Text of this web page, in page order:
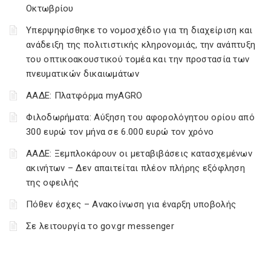
Οκτωβρίου
Υπερψηφίσθηκε το νομοσχέδιο για τη διαχείριση και
ανάδειξη της πολιτιστικής κληρονομιάς, την ανάπτυξη
του οπτικοακουστικού τομέα και την προστασία των
πνευματικών δικαιωμάτων
ΑΑΔΕ: Πλατφόρμα myAGRO
Φιλοδωρήματα: Αύξηση του αφορολόγητου ορίου από
300 ευρώ τον μήνα σε 6.000 ευρώ τον χρόνο
ΑΑΔΕ: Ξεμπλοκάρουν οι μεταβιβάσεις κατασχεμένων
ακινήτων – Δεν απαιτείται πλέον πλήρης εξόφληση
της οφειλής
Πόθεν έσχες – Ανακοίνωση για έναρξη υποβολής
Σε λειτουργία το gov.gr messenger